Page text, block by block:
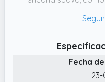
radiación UV y a
✔️ Multiusos: estas
adecuadas para
tratamientos con
Fecha
23-